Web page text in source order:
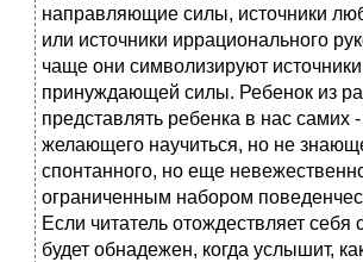
направляющие силы, источники
или источники иррационального
чаще они символизируют
принуждающей силы. Ребенок из
представлять ребенка в нас самих
желающего научиться, но не
спонтанного, но еще
ограниченным набором
Если читатель отождествляет себя
будет обнадежен, когда услышит,